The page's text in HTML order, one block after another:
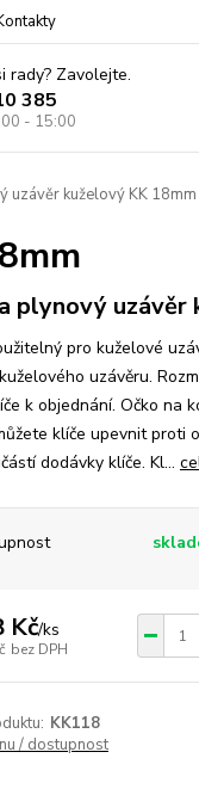
rady? Zavolejte.
385
- 15:00
uzávěr kuželový KK 18mm
plynový uzávěr
pro kuželové
uzávěru.
k objednání. Očko na
klíče upevnit proti
dodávky klíče. Kl...
Kč/ks
bez DPH
KK118
/ dostupnost